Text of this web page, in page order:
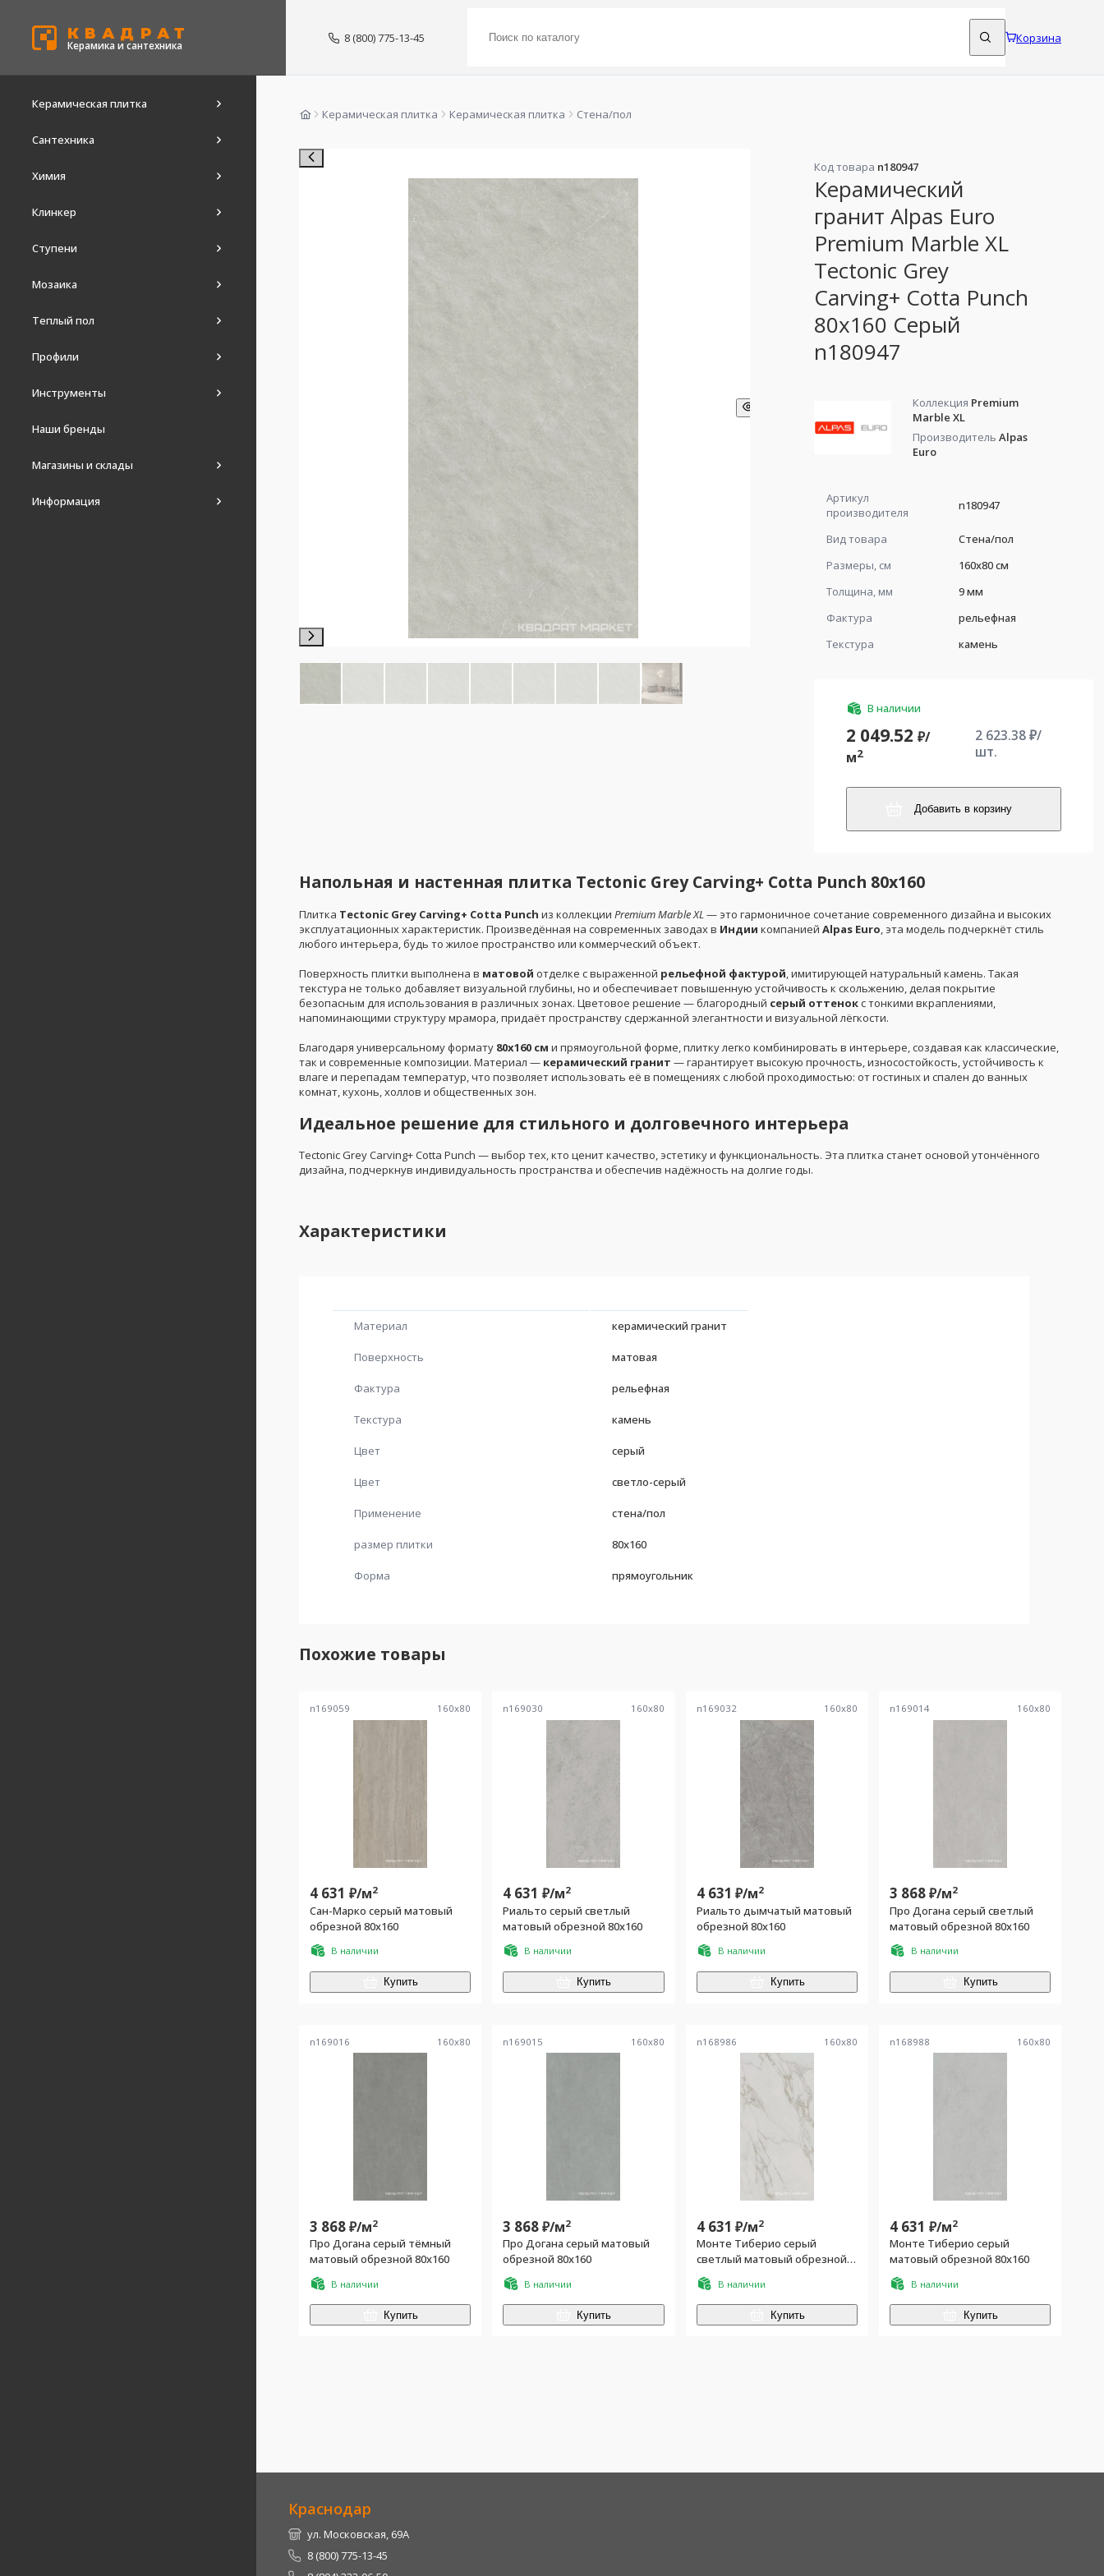
КВАДРАТ
Керамика и сантехника
8 (800) 775-13-45 Корзина
Керамическая плитка
Сантехника
Химия
Клинкер
Ступени
Мозаика
Теплый пол
Профили
Инструменты
Наши бренды
Магазины и склады
Информация
Керамическая плитка Керамическая плитка Стена/пол
Код товара n180947
Керамический
гранит Alpas Euro
Premium Marble XL
Tectonic Grey
Carving+ Cotta Punch
80x160 Серый
n180947
Коллекция Premium
Marble XL
ПроизводительAlpas
Euro
Артикул
производителя
n180947
Вид товара
Стена/пол
Размеры, см
160x80 см
Толщина, мм
9 мм
Фактура
рельефная
Текстура
камень
В наличии
2 049.52 ₽/
м2
2 623.38 ₽/
шт.
Добавить в корзину
Напольная и настенная плитка Tectonic Grey Carving+ Cotta Punch 80x160
Плитка Tectonic Grey Carving+ Cotta Punch из коллекции Premium Marble XL — это гармоничное сочетание современного дизайна и высоких
эксплуатационных характеристик. Произведённая на современных заводах в Индии компанией Alpas Euro , эта модель подчеркнёт стиль
любого интерьера, будь то жилое пространство или коммерческий объект.
Поверхность плитки выполнена в матовой отделке с выраженной рельефной фактурой , имитирующей натуральный камень. Такая
текстура не только добавляет визуальной глубины, но и обеспечивает повышенную устойчивость к скольжению, делая покрытие
безопасным для использования в различных зонах. Цветовое решение — благородный серый оттенокс тонкими вкраплениями,
напоминающими структуру мрамора, придаёт пространству сдержанной элегантности и визуальной лёгкости.
Благодаря универсальному формату 80x160 см и прямоугольной форме, плитку легко комбинировать в интерьере, создавая как классические,
так и современные композиции. Материал — керамический гранит — гарантирует высокую прочность, износостойкость, устойчивость к
влаге и перепадам температур, что позволяет использовать её в помещениях с любой проходимостью: от гостиных и спален до ванных
комнат, кухонь, холлов и общественных зон.
Идеальное решение для стильного и долговечного интерьера
Tectonic Grey Carving+ Cotta Punch — выбор тех, кто ценит качество, эстетику и функциональность. Эта плитка станет основой утончённого
дизайна, подчеркнув индивидуальность пространства и обеспечив надёжность на долгие годы.
Характеристики
Материал керамический гранит
Поверхность матовая
Фактура рельефная
Текстура камень
Цвет серый
Цвет светло-серый
Применение стена/пол
размер плитки 80x160
Форма прямоугольник
Похожие товары
n169059 160x80
4 631 ₽/м2
Сан-Марко серый матовый
обрезной 80x160
В наличии
Купить
n169030 160x80
4 631 ₽/м2
Риальто серый светлый
матовый обрезной 80x160
В наличии
Купить
n169032 160x80
4 631 ₽/м2
Риальто дымчатый матовый
обрезной 80x160
В наличии
Купить
n169014 160x80
3 868₽/м2
Про Догана серый светлый
матовый обрезной 80x160
В наличии
Купить
n169016 160x80
3 868₽/м2
Про Догана серый тёмный
матовый обрезной 80x160
В наличии
Купить
n169015 160x80
3 868₽/м2
Про Догана серый матовый
обрезной 80x160
В наличии
Купить
n168986 160x80
4 631 ₽/м2
Монте Тиберио серый
светлый матовый обрезной
80x160
В наличии
Купить
n168988 160x80
4 631 ₽/м2
Монте Тиберио серый
матовый обрезной 80x160
В наличии
Купить
Краснодар
ул. Московская, 69А
8 (800) 775-13-45